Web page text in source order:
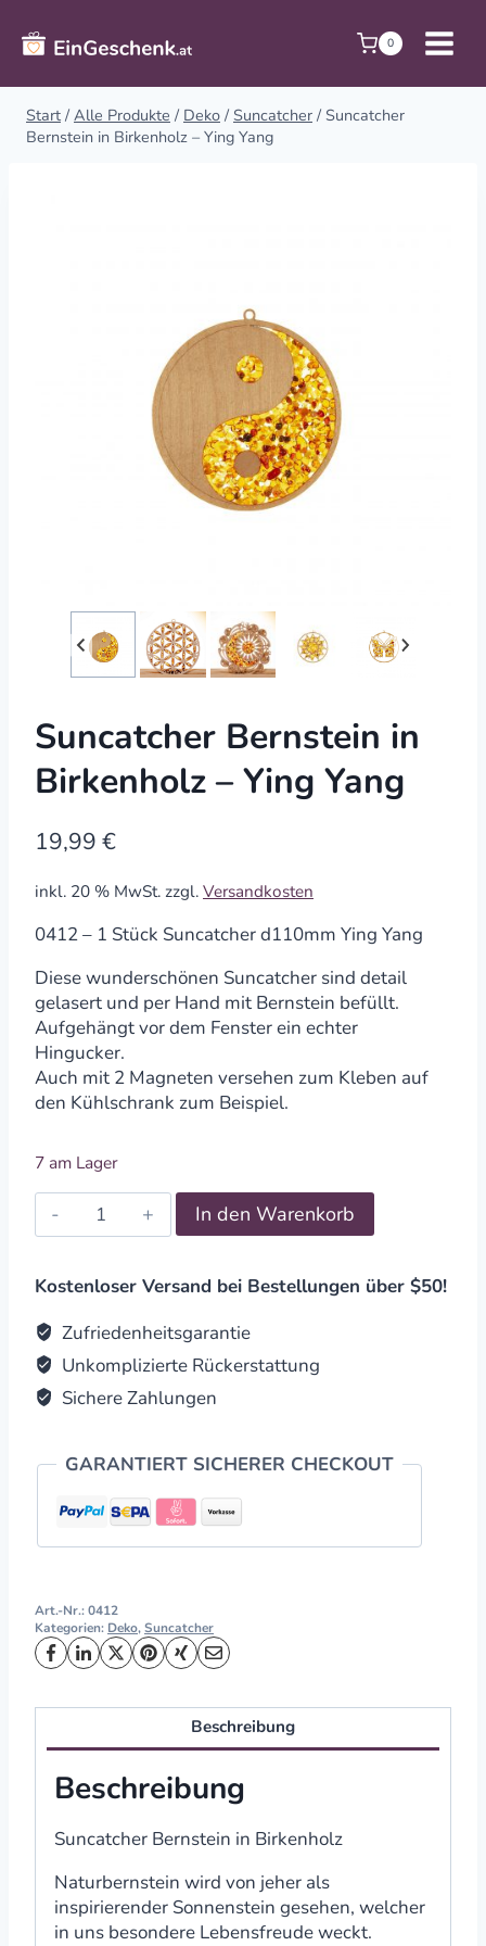
Inhalt
springen
0
Start / Alle Produkte / Deko / Suncatcher / Suncatcher
Bernstein in Birkenholz – Ying Yang
Suncatcher Bernstein in
Birkenholz – Ying Yang
19,99 €
inkl. 20 % MwSt. zzgl. Versandkosten
0412 – 1 Stück Suncatcher d110mm Ying Yang
Diese wunderschönen Suncatcher sind detail
gelasert und per Hand mit Bernstein befüllt.
Aufgehängt vor dem Fenster ein echter
Hingucker.
Auch mit 2 Magneten versehen zum Kleben auf
den Kühlschrank zum Beispiel.
7 am Lager
Suncatcher
Bernstein
Birkenholz
Ying
Yang
quantity
In den Warenkorb
Kostenloser Versand bei Bestellungen über $50!
Zufriedenheitsgarantie
Unkomplizierte Rückerstattung
Sichere Zahlungen
GARANTIERT SICHERER CHECKOUT
Art.-Nr.:0412
Kategorien: Deko,Suncatcher
Beschreibung
Beschreibung
Suncatcher Bernstein in Birkenholz
Naturbernstein wird von jeher als
inspirierender Sonnenstein gesehen, welcher
in uns besondere Lebensfreude weckt.